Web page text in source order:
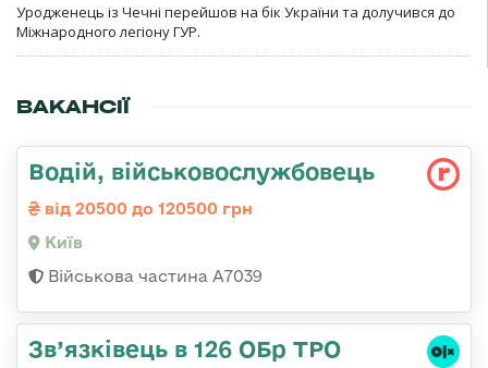
Уродженець із Чечні перейшов на бік України та долучився до
Міжнародного легіону ГУР.
ВАКАНСІЇ
Водій, військовослужбовець
від 20500 до 120500 грн
Київ
Військова частина А7039
Зв’язківець в 126 ОБр ТРО